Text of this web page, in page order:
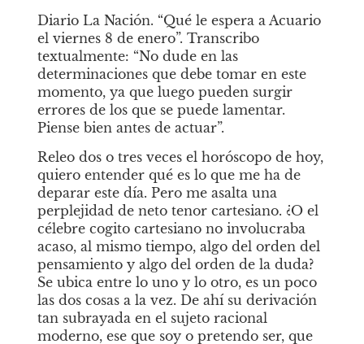
Diario La Nación. “Qué le espera a Acuario
el viernes 8 de enero”. Transcribo
textualmente: “No dude en las
determinaciones que debe tomar en este
momento, ya que luego pueden surgir
errores de los que se puede lamentar.
Piense bien antes de actuar”.
Releo dos o tres veces el horóscopo de hoy,
quiero entender qué es lo que me ha de
deparar este día. Pero me asalta una
perplejidad de neto tenor cartesiano. ¿O el
célebre cogito cartesiano no involucraba
acaso, al mismo tiempo, algo del orden del
pensamiento y algo del orden de la duda?
Se ubica entre lo uno y lo otro, es un poco
las dos cosas a la vez. De ahí su derivación
tan subrayada en el sujeto racional
moderno, ese que soy o pretendo ser, que